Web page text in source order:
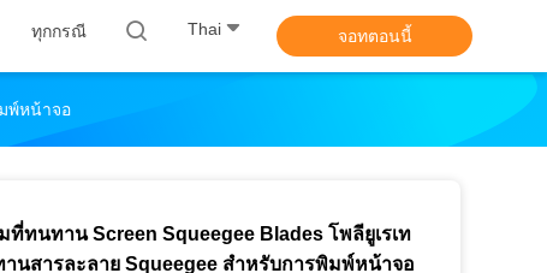
ทุกกรณี Thai จอทตอนนี้
พ์หน้าจอ
ที่ทนทาน Screen Squeegee Blades โพลียูเรเท
นสารละลาย Squeegee สําหรับการพิมพ์หน้าจอ